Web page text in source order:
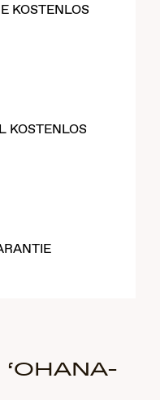
KOSTENLOS
KOSTENLOS
‘OHANA-